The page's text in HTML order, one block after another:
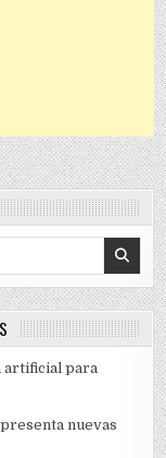
artificial para
nuevas